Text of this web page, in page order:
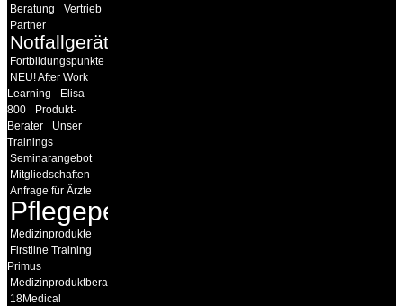
Beratung
Vertrieb
Partner
Notfallgeräte
Fortbildungspunkte
NEU! After Work
Learning
Elisa
800
Produkt-
Berater
Unser
Trainings
Seminarangebot
Mitgliedschaften
Anfrage für Ärzte
Pflegepersonal
Medizinprodukte
Firstline Training
Primus
Medizinproduktberater
18Medical